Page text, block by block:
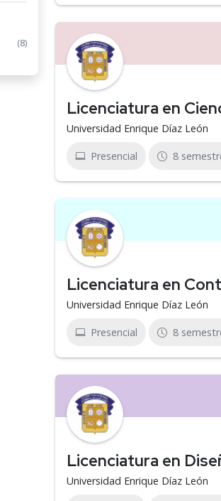
(8)
Licenciatura en
Universidad Enrique Díaz León
Presencial 8
Licenciatura en
Universidad Enrique Díaz León
Presencial 8
Licenciatura en
Universidad Enrique Díaz León